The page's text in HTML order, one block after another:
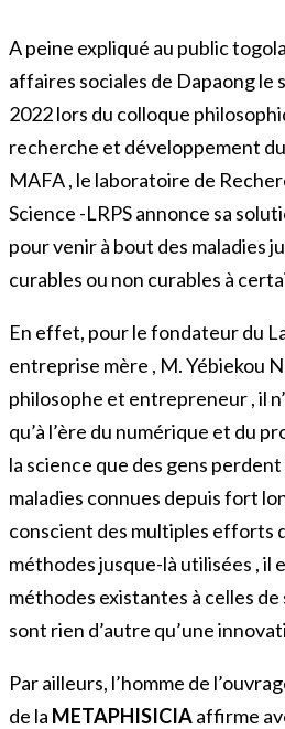
A peine expliqué au public
affaires sociales de Dapaong le
2022 lors du colloque
recherche et développement
MAFA , le laboratoire de
Science -LRPS annonce sa
pour venir à bout des maladies
curables ou non curables à
En effet, pour le fondateur du
entreprise mère , M. Yébiekou
philosophe et entrepreneur , il
qu’à l’ère du numérique et du
la science que des gens
maladies connues depuis fort
conscient des multiples efforts
méthodes jusque-là utilisées , il
méthodes existantes à celles
sont rien d’autre qu’une
Par ailleurs, l’homme de
de la METAPHISICIAaffirme